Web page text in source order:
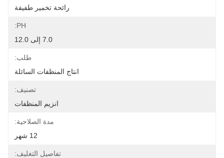
رائحة تخمير طفيفة
PH:
7.0 إلى 12.0
طلب:
انتاج المنظفات السائلة
تصنيف:
انزيم المنظفات
مدة الصلاحية:
12 شهر
تفاصيل التغليف: